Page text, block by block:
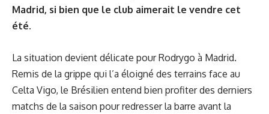
Madrid, si bien que le club aimerait le vendre cet
été.
La situation devient délicate pour Rodrygo à Madrid.
Remis de la grippe qui l’a éloigné des terrains face au
Celta Vigo, le Brésilien entend bien profiter des derniers
matchs de la saison pour redresser la barre avant la